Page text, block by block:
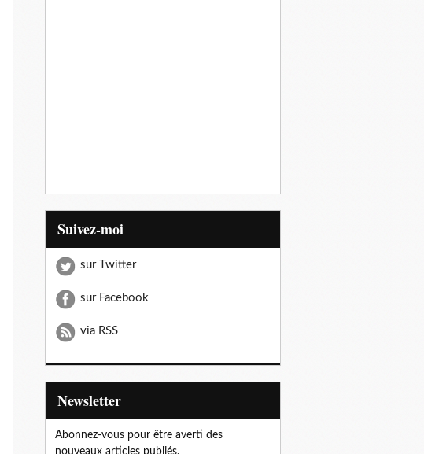
Suivez-moi
sur Twitter
sur Facebook
via RSS
Newsletter
Abonnez-vous pour être averti des
nouveaux articles publiés.